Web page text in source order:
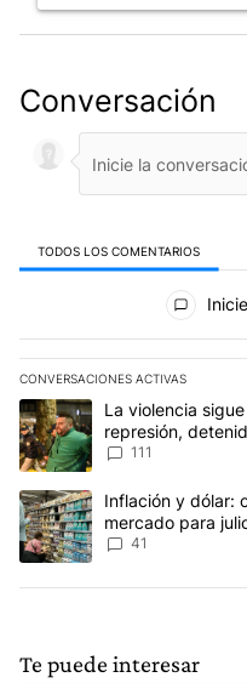
Conversación
TODOS LOS COMENTARIOS
Todos los
CONVERSACIONES ACTIVAS
Este listado muestra los
Un artículo de tendencia
La violencia
represión,
111
Un artículo de tendencia
Inflación y dólar:
mercado para
41